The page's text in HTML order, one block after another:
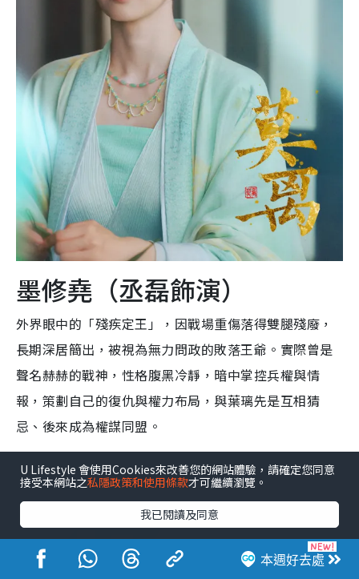
墨修堯（丞磊飾演）
外界眼中的「殘疾定王」，因戰場重傷落得雙腿殘廢，
長期深居簡出，被視為無力問政的敗落王爺。實際曾是
聲名赫赫的戰神，性格腹黑冷靜，暗中掌控兵權與情
報，策劃自己的復仇與權力布局，與葉璃先是互相猜
忌、後來成為權謀同盟。
本週好去處
U Lifestyle 會使用Cookies來改善您的網站體驗，請確定您同意
接受本網站之私隱政策和使用條款才可繼續瀏覽。
我已閱讀及同意